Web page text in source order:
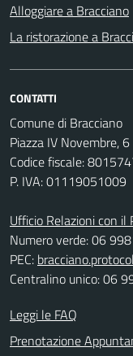
Alloggiare a Bracciano
La ristorazione a
CONTATTI
Comune di Bracciano
Piazza IV Novembre, 6
Codice fiscale:
P. IVA: 01119051009
Ufficio Relazioni con il
Numero verde: 06
PEC:
Centralino unico: 06
Leggi le FAQ
Prenotazione